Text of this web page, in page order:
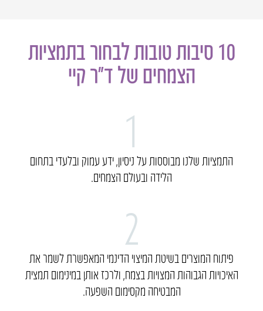
10 סיבות טובות לבחור בתמציות
הצמחים של ד״ר קיי
1
התמציות שלנו מבוססות על ניסיון, ידע עמוק ובלעדי בתחום
הלידה ובעולם הצמחים.
2
פיתוח המוצרים בשיטת המיצוי הדינמי המאפשרת לשמר את
האיכויות הגבוהות המצויות בצמח, ולרכז אותן במינימום תמצית
המבטיחה מקסימום השפעה.